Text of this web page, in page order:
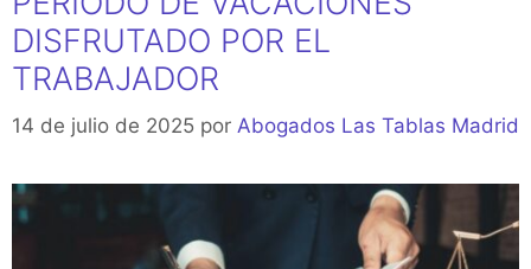
DISFRUTADO POR EL
TRABAJADOR
14 de julio de 2025 por Abogados Las Tablas Madrid